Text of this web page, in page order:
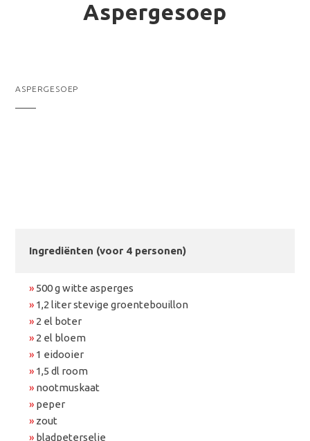
Aspergesoep
ASPERGESOEP
Ingrediënten (voor 4 personen)
» 500 g witte asperges
» 1,2 liter stevige groentebouillon
» 2 el boter
» 2 el bloem
» 1 eidooier
» 1,5 dl room
» nootmuskaat
» peper
» zout
» bladpeterselie